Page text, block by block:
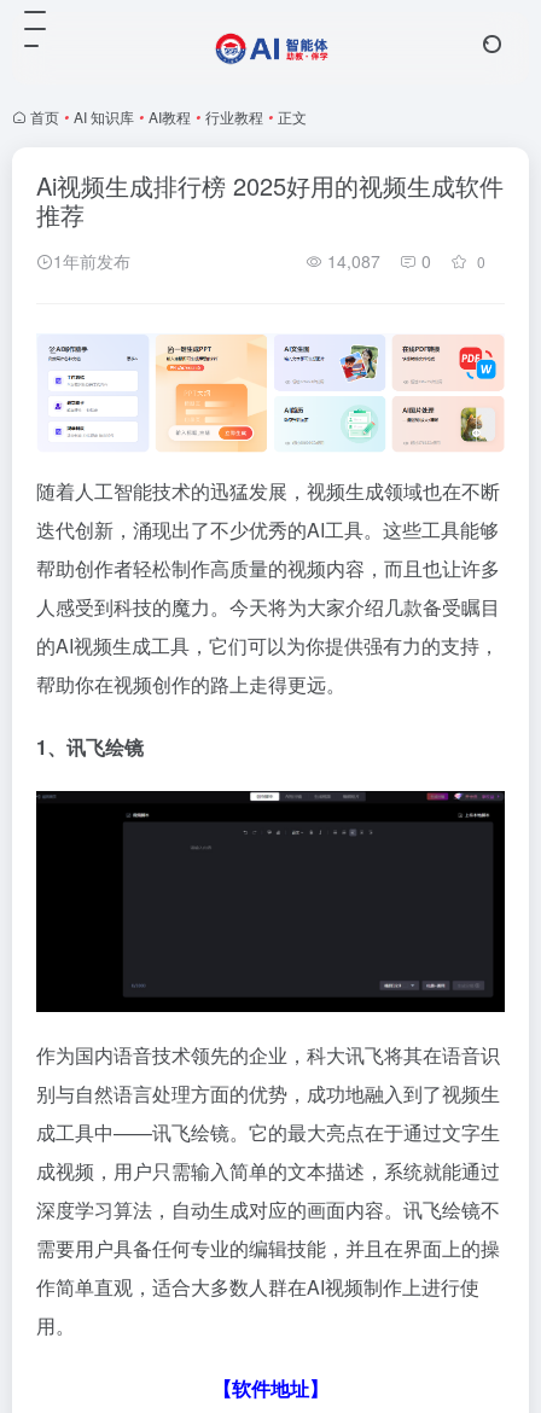
首页 • AI 知识库 • AI教程 • 行业教程 • 正文
Ai视频生成排行榜 2025好用的视频生成软件
推荐
1年前发布 14,087 0 0
随着人工智能技术的迅猛发展，视频生成领域也在不断
迭代创新，涌现出了不少优秀的AI工具。这些工具能够
帮助创作者轻松制作高质量的视频内容，而且也让许多
人感受到科技的魔力。今天将为大家介绍几款备受瞩目
的AI视频生成工具，它们可以为你提供强有力的支持，
帮助你在视频创作的路上走得更远。
1、讯飞绘镜
作为国内语音技术领先的企业，科大讯飞将其在语音识
别与自然语言处理方面的优势，成功地融入到了视频生
成工具中——讯飞绘镜。它的最大亮点在于通过文字生
成视频，用户只需输入简单的文本描述，系统就能通过
深度学习算法，自动生成对应的画面内容。讯飞绘镜不
需要用户具备任何专业的编辑技能，并且在界面上的操
作简单直观，适合大多数人群在AI视频制作上进行使
用。
【软件地址】